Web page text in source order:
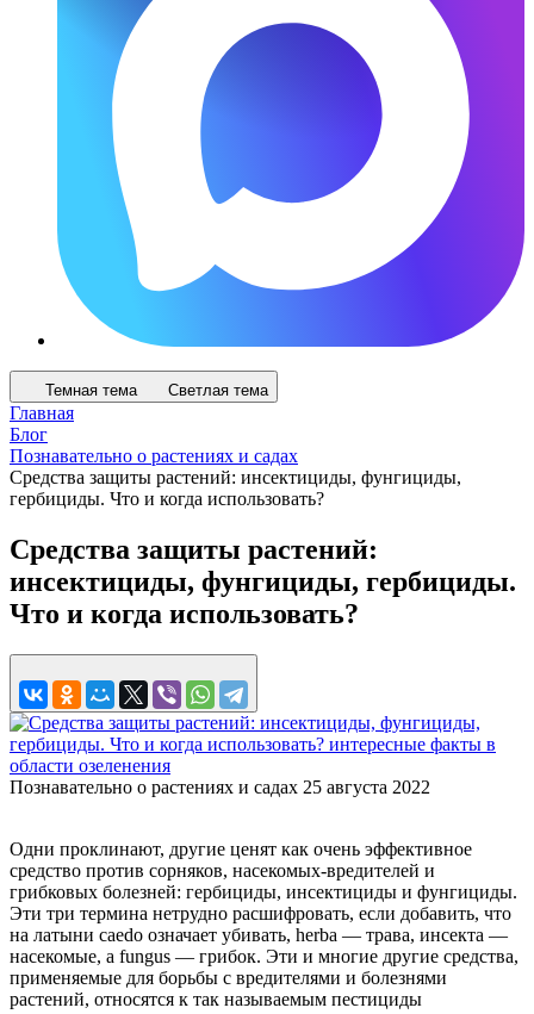
Темная тема Светлая тема
Главная
Блог
Познавательно о растениях и садах
Средства защиты растений: инсектициды, фунгициды,
гербициды. Что и когда использовать?
Средства защиты растений:
инсектициды, фунгициды, гербициды.
Что и когда использовать?
Познавательно о растениях и садах 25 августа 2022
Одни проклинают, другие ценят как очень эффективное
средство против сорняков, насекомых-вредителей и
грибковых болезней: гербициды, инсектициды и фунгициды.
Эти три термина нетрудно расшифровать, если добавить, что
на латыни caedo означает убивать, herba — трава, инсекта —
насекомые, а fungus — грибок. Эти и многие другие средства,
применяемые для борьбы с вредителями и болезнями
растений, относятся к так называемым пестициды